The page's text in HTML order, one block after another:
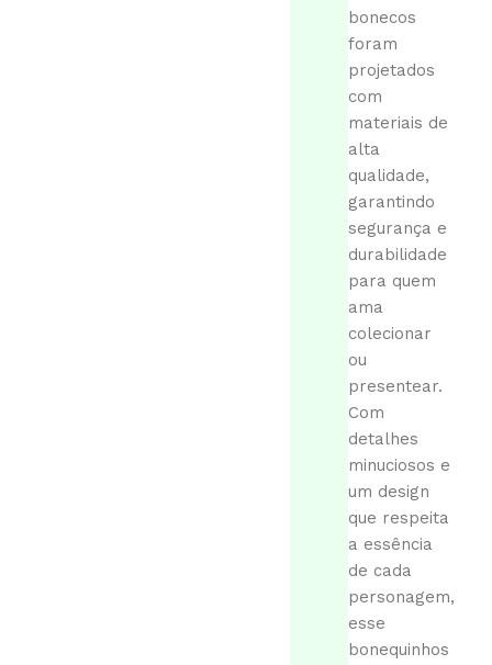
bonecos
foram
projetados
com
materiais de
alta
qualidade,
garantindo
segurança e
durabilidade
para quem
ama
colecionar
ou
presentear.
Com
detalhes
minuciosos e
um design
que respeita
a essência
de cada
personagem,
esse
bonequinhos